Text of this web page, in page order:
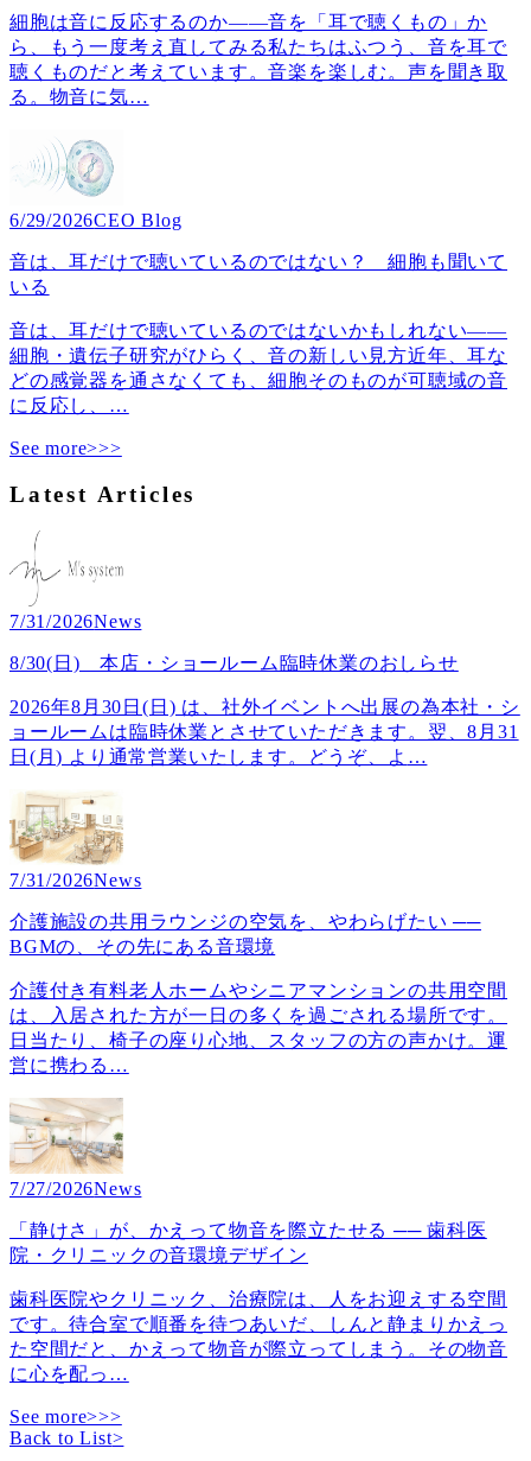
細胞は音に反応するのか――音を「耳で聴くもの」か
ら、もう一度考え直してみる私たちはふつう、音を耳で
聴くものだと考えています。音楽を楽しむ。声を聞き取
る。物音に気…
6/29/2026CEO Blog
音は、耳だけで聴いているのではない？ 細胞も聞いて
いる
音は、耳だけで聴いているのではないかもしれない――
細胞・遺伝子研究がひらく、音の新しい見方近年、耳な
どの感覚器を通さなくても、細胞そのものが可聴域の音
に反応し、 …
See more>>>
Latest Articles
7/31/2026News
8/30(日) 本店・ショールーム臨時休業のおしらせ
2026年8月30日(日) は、社外イベントへ出展の為本社・シ
ョールームは臨時休業とさせていただきます。翌、8月31
日(月) より通常営業いたします。どうぞ、よ …
7/31/2026News
介護施設の共用ラウンジの空気を、やわらげたい ──
BGMの、その先にある音環境
介護付き有料老人ホームやシニアマンションの共用空間
は、入居された方が一日の多くを過ごされる場所です。
日当たり、椅子の座り心地、スタッフの方の声かけ。運
営に携わる …
7/27/2026News
「静けさ」が、かえって物音を際立たせる ── 歯科医
院・クリニックの音環境デザイン
歯科医院やクリニック、治療院は、人をお迎えする空間
です。待合室で順番を待つあいだ、しんと静まりかえっ
た空間だと、かえって物音が際立ってしまう。その物音
に心を配っ …
See more>>>
Back to List>